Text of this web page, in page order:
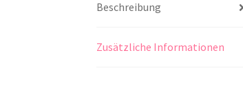
Beschreibung
Zusätzliche Informationen